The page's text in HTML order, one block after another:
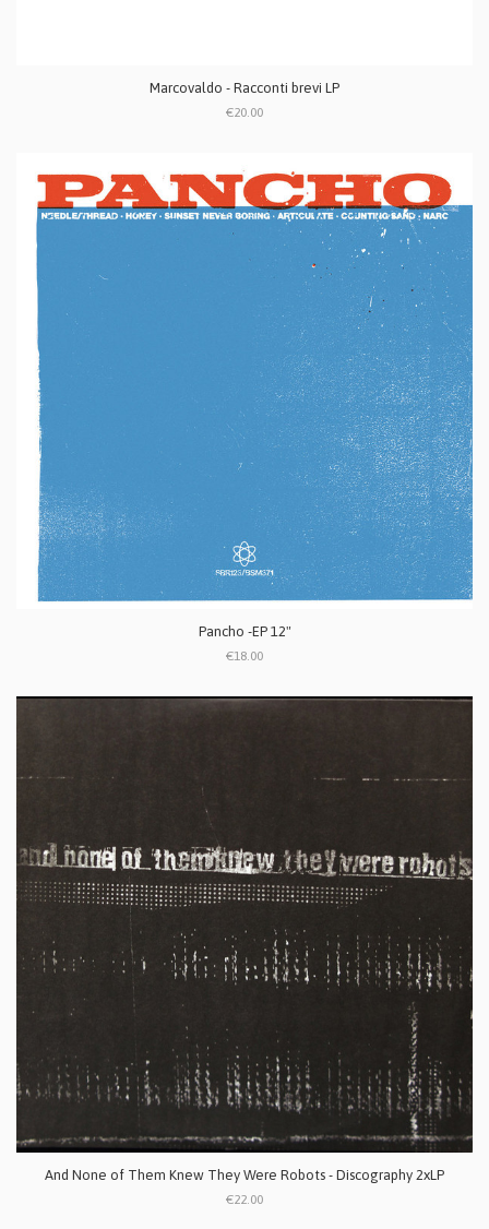
Marcovaldo - Racconti brevi LP
€20.00
Pancho -EP 12"
€18.00
And None of Them Knew They Were Robots - Discography 2xLP
€22.00